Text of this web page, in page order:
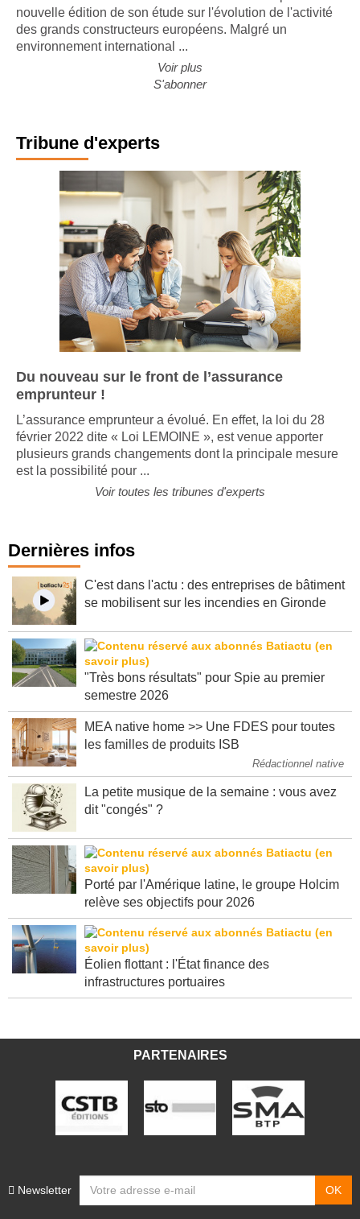
CONJONCTURE. Le cabinet Forvis Mazars a publié la
nouvelle édition de son étude sur l'évolution de l'activité
des grands constructeurs européens. Malgré un
Voir plus
Tribune d'experts
Du nouveau sur le front de l’assurance
emprunteur !
L’assurance emprunteur a évolué. En effet, la loi du 28
février 2022 dite « Loi LEMOINE », est venue apporter
plusieurs grands changements dont la principale mesure
Dernières infos
C'est dans l'actu : des entreprises de bâtiment
"Très bons résultats" pour Spie au premier
MEA native home >> Une FDES pour toutes
Rédactionnel native
La petite musique de la semaine : vous avez
Porté par l'Amérique latine, le groupe Holcim
Éolien flottant : l'État finance des